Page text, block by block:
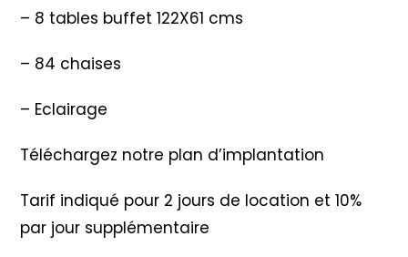
– 8 tables buffet 122X61 cms
– 84 chaises
– Eclairage
Téléchargez notre plan d’implantation
Tarif indiqué pour 2 jours de location et 10%
par jour supplémentaire